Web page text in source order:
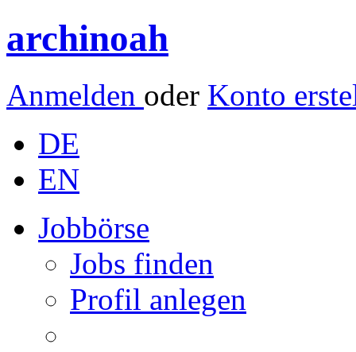
archinoah
Anmelden oder Konto
DE
EN
Jobbörse
Jobs finden
Profil anlegen